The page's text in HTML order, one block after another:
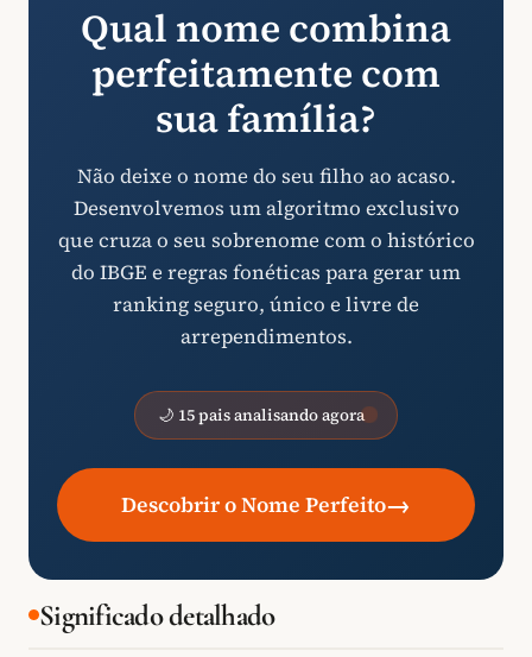
Qual nome combina
perfeitamente com
sua família?
Não deixe o nome do seu filho ao acaso.
Desenvolvemos um algoritmo exclusivo
que cruza o seu sobrenome com o histórico
do IBGE e regras fonéticas para gerar um
ranking seguro, único e livre de
arrependimentos.
🌙 15 pais analisando agora
Descobrir o Nome Perfeito→
Significado detalhado